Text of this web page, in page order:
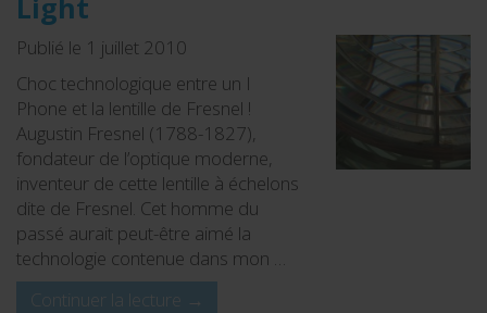
Publié le 1 juillet 2010
Choc technologique entre un I
Phone et la lentille de Fresnel !
Augustin Fresnel (1788-1827),
fondateur de l’optique moderne,
inventeur de cette lentille à échelons
dite de Fresnel. Cet homme du
passé aurait peut-être aimé la
technologie contenue dans mon …
Continuer la lecture
→